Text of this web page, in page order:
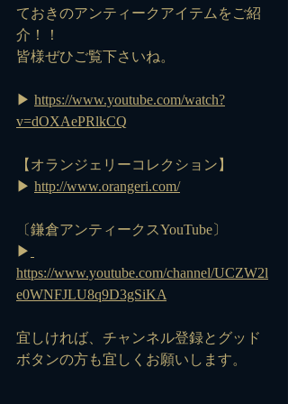
ておきのアンティークアイテムをご紹
介！！
皆様ぜひご覧下さいね。
▶ https://www.youtube.com/watch?
v=dOXAePRlkCQ
【オランジェリーコレクション】
▶ http://www.orangeri.com/
〔鎌倉アンティークスYouTube〕
▶
https://www.youtube.com/channel/UCZW2l
e0WNFJLU8q9D3gSiKA
宜しければ、チャンネル登録とグッド
ボタンの方も宜しくお願いします。